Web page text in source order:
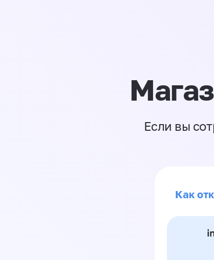
Если вы
Как